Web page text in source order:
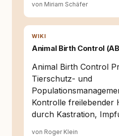
von Miriam Schäfer
WIKI
Animal Birth Control
Animal Birth Control
Tierschutz- und
Kontrolle freilebender
durch Kastration,
von Roger Klein